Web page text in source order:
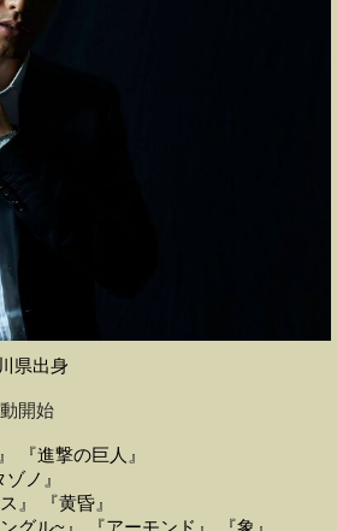
県出身
開始
『進撃の巨人』
ノ』
』 『黄昏』
グル~』 『アーモンド』 『象』